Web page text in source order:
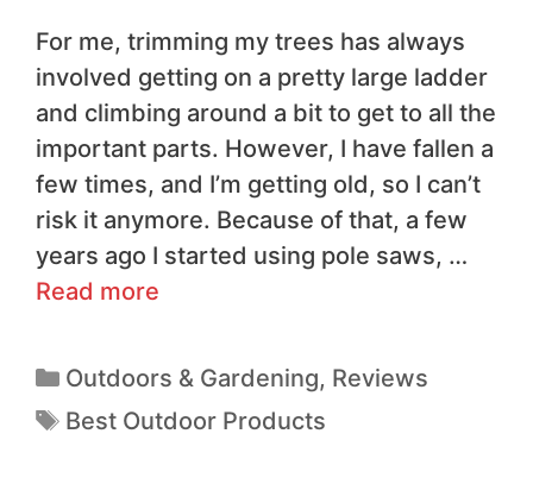
For me, trimming my trees has always
involved getting on a pretty large ladder
and climbing around a bit to get to all the
important parts. However, I have fallen a
few times, and I’m getting old, so I can’t
risk it anymore. Because of that, a few
years ago I started using pole saws, …
Read more
Outdoors & Gardening, Reviews
Best Outdoor Products